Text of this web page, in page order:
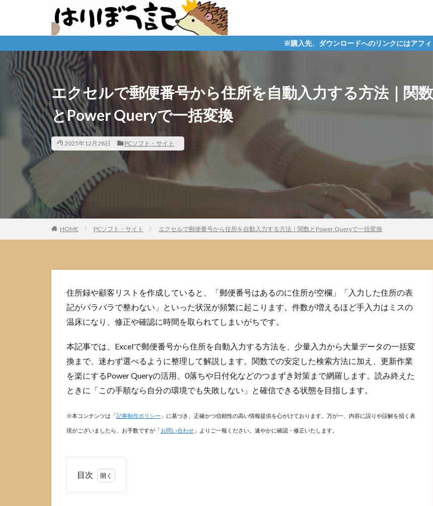
※購入先、ダウンロードへのリンクにはアフィリエイトタグが含
エクセルで郵便番号から住所を自動入力する方法｜関数
とPower Queryで一括変換
2025年12月28日 PCソフト・サイト
HOME PCソフト・サイト エクセルで郵便番号から住所を自動入力する方法｜関数とPower Queryで一括変換
住所録や顧客リストを作成していると、「郵便番号はあるのに住所が空欄」「入力した住所の表
記がバラバラで整わない」といった状況が頻繁に起こります。件数が増えるほど手入力はミスの
温床になり、修正や確認に時間を取られてしまいがちです。
本記事では、Excelで郵便番号から住所を自動入力する方法を、少量入力から大量データの一括変
換まで、迷わず選べるように整理して解説します。関数での安定した検索方法に加え、更新作業
を楽にするPower Queryの活用、0落ちや日付化などのつまずき対策まで網羅します。読み終えた
ときに「この手順なら自分の環境でも失敗しない」と確信できる状態を目指します。
※本コンテンツは「記事制作ポリシー 」に基づき、正確かつ信頼性の高い情報提供を心がけております。万が一、内容に誤りや誤解を招く表
現がございましたら、お手数ですが「お問い合わせ 」よりご一報ください。速やかに確認・修正いたします。
目次